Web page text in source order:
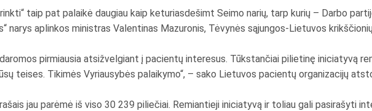
taip pat palaikė daugiau kaip keturiasdešimt Seimo narių, tarp kurių – Darbo
narys aplinkos ministras Valentinas Mazuronis, Tėvynės sąjungos-Lietuvos
pirmiausia atsižvelgiant į pacientų interesus. Tūkstančiai pilietinę iniciatyvą
teises. Tikimės Vyriausybės palaikymo“, – sako Lietuvos pacientų organizacijų
jau parėmė iš viso 30 239 piliečiai. Remiantieji iniciatyvą ir toliau gali pasirašyti